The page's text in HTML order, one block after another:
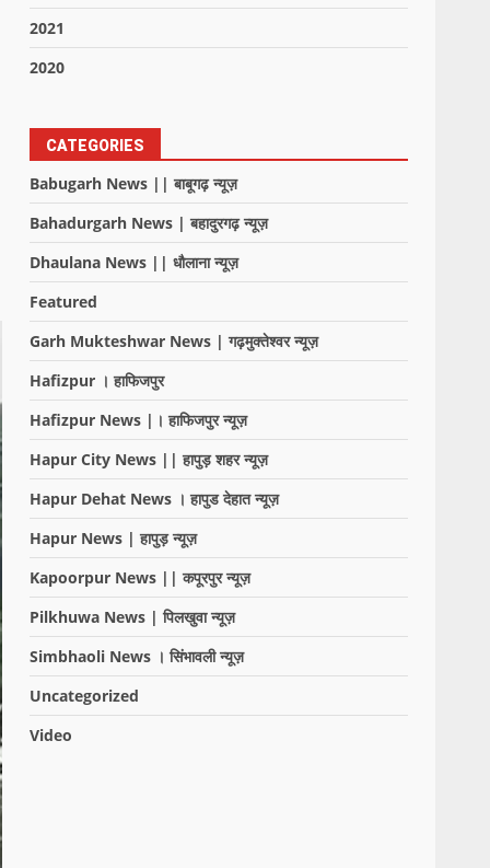
2021
2020
CATEGORIES
Babugarh News || बाबूगढ़ न्यूज़
Bahadurgarh News | बहादुरगढ़ न्यूज़
Dhaulana News || धौलाना न्यूज़
Featured
Garh Mukteshwar News | गढ़मुक्तेश्वर न्यूज़
Hafizpur । हाफिजपुर
Hafizpur News |। हाफिजपुर न्यूज़
Hapur City News || हापुड़ शहर न्यूज़
Hapur Dehat News । हापुड देहात न्यूज़
Hapur News | हापुड़ न्यूज़
Kapoorpur News || कपूरपुर न्यूज़
Pilkhuwa News | पिलखुवा न्यूज़
Simbhaoli News । सिंभावली न्यूज़
Uncategorized
Video